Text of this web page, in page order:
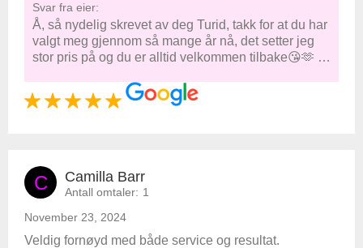
Svar fra eier:
Å, så nydelig skrevet av deg Turid, takk for at du har
valgt meg gjennom så mange år nå, det setter jeg
stor pris på og du er alltid velkommen tilbake😘🫶 …
C Camilla Barr
Antall omtaler: 1
November 23, 2024
Veldig fornøyd med både service og resultat.